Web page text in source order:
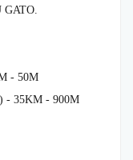
GATO.
- 50M
- 35KM - 900M